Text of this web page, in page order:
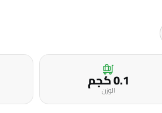
0.1 كجمالوزن